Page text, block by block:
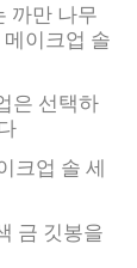
까만 나무
이크업 솔
은 선택하
크업 솔 세
금 깃봉을